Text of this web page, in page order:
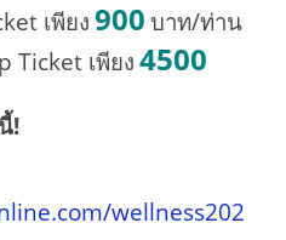
เพียง 900 บาท/ท่าน
Ticket เพียง 4500
!
wellness2022